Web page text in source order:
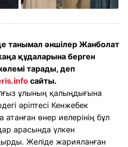
танымал әншілер Жанболат
құдаларына берген
тарады, деп
сайты.
ұлының қалыңдығына
әріптесі Кенжебек
атанған өнер иелерінің бұл
арасында үлкен
Желіде жарияланған